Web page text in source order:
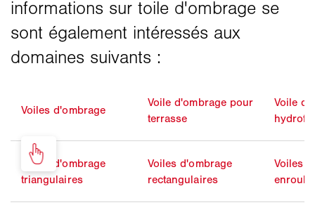
Voiles d'ombrage
Voile d'ombrage pour
terrasse
Voile
Voiles d'ombrage
triangulaires
Voiles d'ombrage
rectangulaires
Voiles